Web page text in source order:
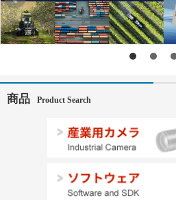
商品 Product Search